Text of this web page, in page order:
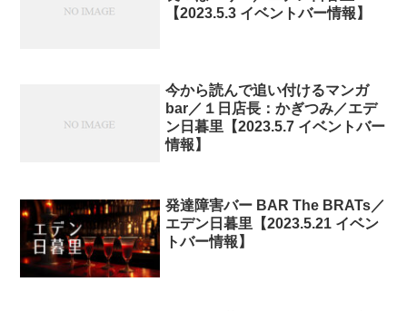
【2023.5.3 イベントバー情報】
今から読んで追い付けるマンガ
bar／１日店長：かぎつみ／エデ
ン日暮里【2023.5.7 イベントバー
情報】
発達障害バー BAR The BRATs／
エデン日暮里【2023.5.21 イベン
トバー情報】